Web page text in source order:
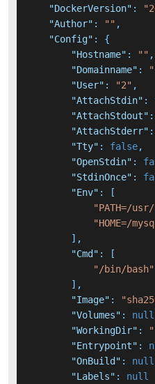
"DockerVersion" :
"Author" : "" ,
"Config" :
{
"Hostname" : "" ,
"Domainname" :
"User" : "2" ,
"AttachStdin" :
"AttachStdout" :
"AttachStderr" :
"Tty" : false,
"OpenStdin" :
"StdinOnce" :
"Env" :
[
"PATH=/
"HOME=/
] ,
"Cmd" :
[
"/bin/bash"
] ,
"Image" :
"Volumes" : null
"WorkingDir" :
"Entrypoint" :
"OnBuild" : null
"Labels" :
null